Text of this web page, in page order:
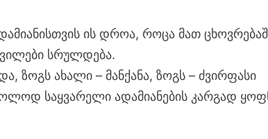
ის დროა, როცა მათ
სრულდება.
ზოგს ახალი – მანქანა, ზოგს – ძვირფასი
საყვარელი ადამიანების კარგად